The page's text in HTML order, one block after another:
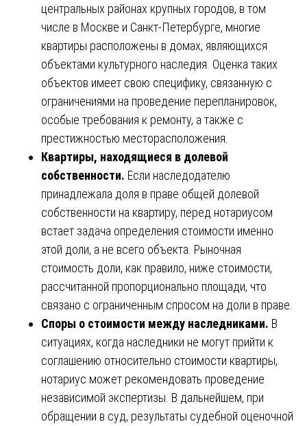
центральных районах крупных городов, в том
числе в Москве и Санкт-Петербурге, многие
квартиры расположены в домах, являющихся
объектами культурного наследия. Оценка таких
объектов имеет свою специфику, связанную с
ограничениями на проведение перепланировок,
особые требования к ремонту, а также с
престижностью месторасположения.
Квартиры, находящиеся в долевой
собственности. Если наследодателю
принадлежала доля в праве общей долевой
собственности на квартиру, перед нотариусом
встает задача определения стоимости именно
этой доли, а не всего объекта. Рыночная
стоимость доли, как правило, ниже стоимости,
рассчитанной пропорционально площади, что
связано с ограниченным спросом на доли в праве.
Споры о стоимости между наследниками. В
ситуациях, когда наследники не могут прийти к
соглашению относительно стоимости квартиры,
нотариус может рекомендовать проведение
независимой экспертизы. В дальнейшем, при
обращении в суд, результаты судебной оценочной